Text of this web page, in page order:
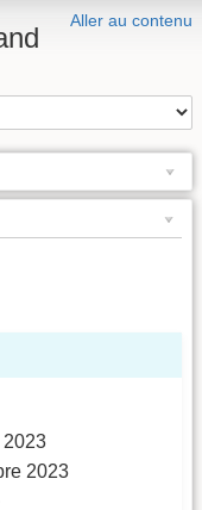
Aller au contenu
2023